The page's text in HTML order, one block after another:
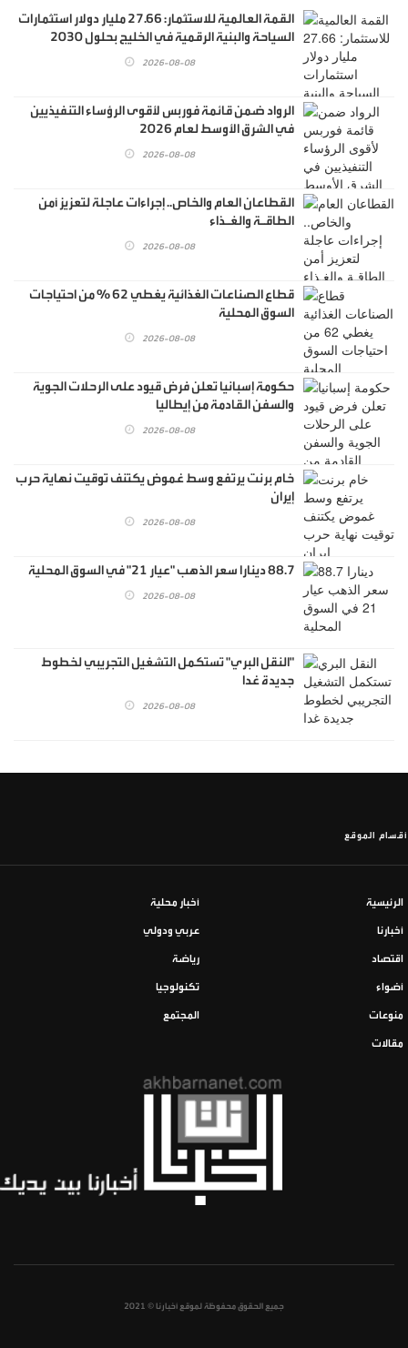
القمة العالمية للاستثمار: 27.66 مليار دولار استثمارات
السياحة والبنية الرقمية في الخليج بحلول 2030
2026-08-08
الرواد ضمن قائمة فوربس لأقوى الرؤساء التنفيذيين
في الشرق الأوسط لعام 2026
2026-08-08
القطاعان العام والخاص.. إجراءات عاجلة لتعزيز أمن
الطاقـة والغـذاء
2026-08-08
قطاع الصناعات الغذائية يغطي 62 % من احتياجات
السوق المحلية
2026-08-08
حكومة إسبانيا تعلن فرض قيود على الرحلات الجوية
والسفن القادمة من إيطاليا
2026-08-08
خام برنت يرتفع وسط غموض يكتنف توقيت نهاية حرب
إيران
2026-08-08
88.7 دينارا سعر الذهب "عيار 21" في السوق المحلية
2026-08-08
"النقل البري" تستكمل التشغيل التجريبي لخطوط
جديدة غدا
2026-08-08
أقسام الموقع
الرئيسية أخبار محلية
أخبارنا عربي ودولي
اقتصاد رياضة
أضواء تكنولوجيا
منوعات المجتمع
مقالات
جميع الحقوق محفوظة لموقع أخبارنا © 2021